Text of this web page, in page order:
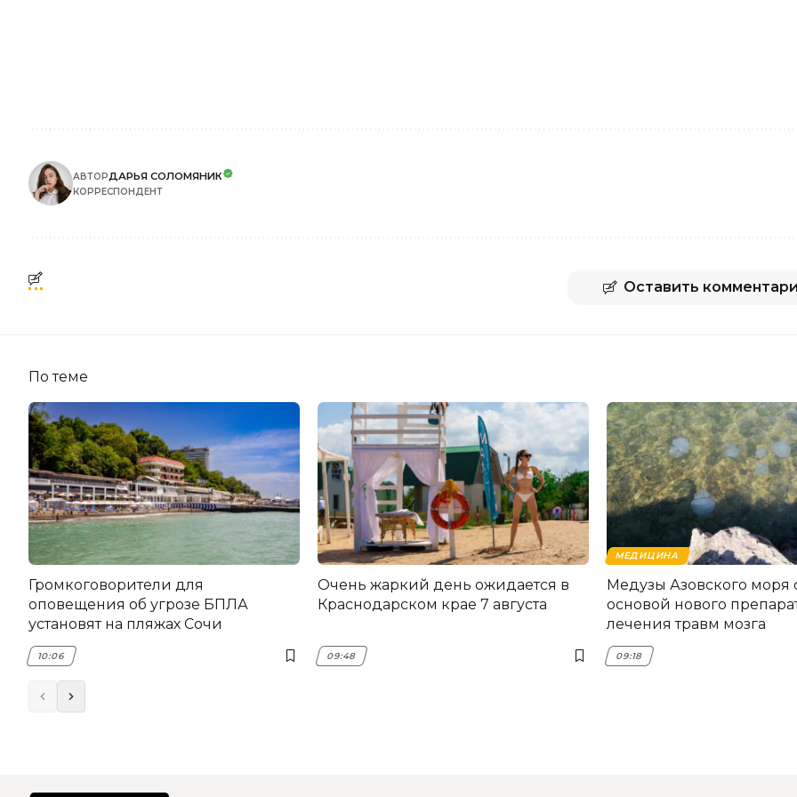
АВТОРДАРЬЯ СОЛОМЯНИК
КОРРЕСПОНДЕНТ
Оставить
По теме
Громкоговорители для
оповещения об угрозе БПЛА
установят на пляжах Сочи
10:06
Очень жаркий день ожидается в
Краснодарском крае 7 августа
09:48
МЕДИЦИНА
Медузы Азовского моря
основой нового
лечения травм мозга
09:18